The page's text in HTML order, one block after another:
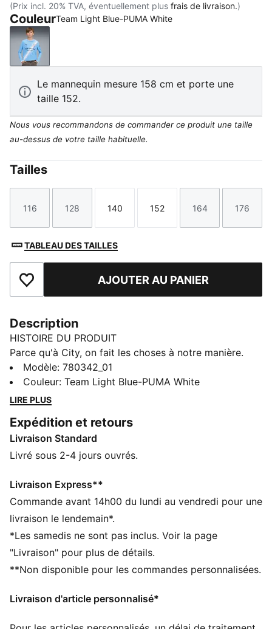
(Prix incl. 20% TVA, éventuellement plus frais de livraison.)
CouleurTeam Light Blue-PUMA White
Team Light Blue-PUMA White
Le mannequin mesure 158 cm et porte une
taille 152.
Nous vous recommandons de commander ce produit une taille
au-dessus de votre taille habituelle.
Tailles
Taille
116
Taille
128
Taille
140
Taille
152
Taille
164
Taille
176
TABLEAU DES TAILLES
Ajouter aux favorisAJOUTER AU PANIER
Description
HISTOIRE DU PRODUIT
Parce qu'à City, on fait les choses à notre manière.
Pour la première fois dans l'histoire du club, la tenue
Home met à l’honneur le « sash », cette bande en biais
devenue emblématique les jours de match à
revisité pour la nouvelle génération, ce maillot évoque
à la fois l’histoire du club et son avenir, pour rappeler
qu’à Manchester, on fait les choses différemment, sur
CARACTÉRISTIQUES + AVANTAGES
CONFORT : la technologie dryCELL évacue la
transpiration pour rester au sec et bénéficier d’un
Dans le cadre du programme RE:FIBRE, ce produit est
composé d’au moins 95 % de matériaux recyclés à
partir de déchets textiles et d’autres matériaux usagés
Coupe régulière
Modèle: 780342_01
Couleur: Team Light Blue-PUMA White
LIRE PLUS
Expédition et retours
Livraison Standard
Livré sous 2-4 jours ouvrés.
Livraison Express**
Commande avant 14h00 du lundi au vendredi pour une
livraison le lendemain*.
*Les samedis ne sont pas inclus. Voir la page
"Livraison" pour plus de détails.
**Non disponible pour les commandes personnalisées.
Livraison d'article personnalisé*